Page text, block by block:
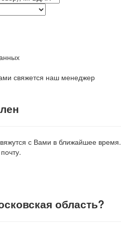
свяжется наш менеджер
с Вами в ближайшее время.
область?